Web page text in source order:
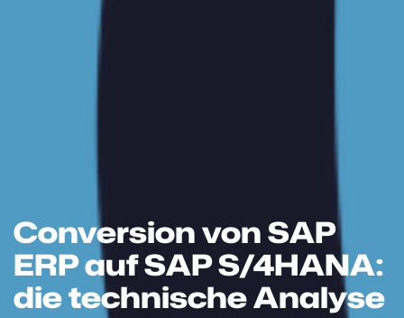
Conversion von SAP
ERP auf SAP S/4HANA:
die technische Analyse